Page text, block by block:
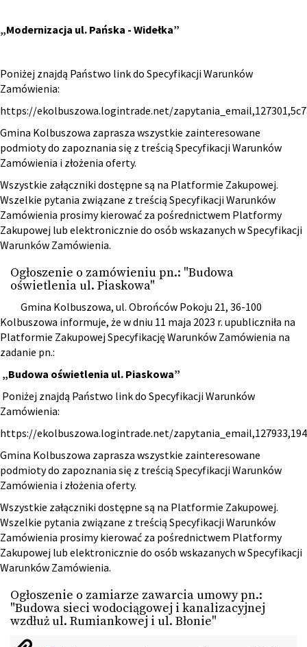
„Modernizacja ul. Pańska - Widełka”
Poniżej znajdą Państwo link do Specyfikacji Warunków
Zamówienia:
https://ekolbuszowa.logintrade.net/
Gmina Kolbuszowa zaprasza wszystkie zainteresowane
podmioty do zapoznania się z treścią Specyfikacji Warunków
Zamówienia i złożenia oferty.
Wszystkie załączniki dostępne są na Platformie Zakupowej.
Wszelkie pytania związane z treścią Specyfikacji Warunków
Zamówienia prosimy kierować za pośrednictwem Platformy
Zakupowej lub elektronicznie do osób wskazanych w Specyfikacji
Warunków Zamówienia.
Ogłoszenie o zamówieniu pn.: "Budowa
oświetlenia ul. Piaskowa"
Gmina Kolbuszowa, ul. Obrońców Pokoju 21, 36-100
Kolbuszowa informuje, że w dniu 11 maja 2023 r. upubliczniła na
Platformie Zakupowej Specyfikację Warunków Zamówienia na
zadanie pn.:
„Budowa oświetlenia ul. Piaskowa”
Poniżej znajdą Państwo link do Specyfikacji Warunków
Zamówienia:
https://ekolbuszowa.logintrade.net/
Gmina Kolbuszowa zaprasza wszystkie zainteresowane
podmioty do zapoznania się z treścią Specyfikacji Warunków
Zamówienia i złożenia oferty.
Wszystkie załączniki dostępne są na Platformie Zakupowej.
Wszelkie pytania związane z treścią Specyfikacji Warunków
Zamówienia prosimy kierować za pośrednictwem Platformy
Zakupowej lub elektronicznie do osób wskazanych w Specyfikacji
Warunków Zamówienia.
Ogłoszenie o zamiarze zawarcia umowy pn.:
"Budowa sieci wodociągowej i kanalizacyjnej
wzdłuż ul. Rumiankowej i ul. Błonie"